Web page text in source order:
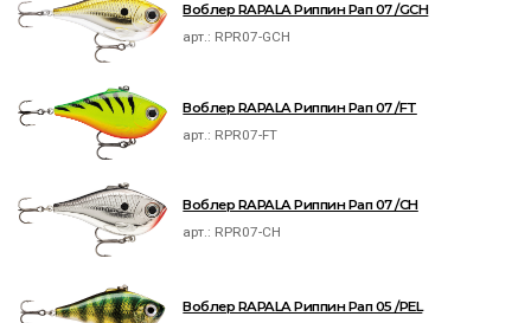
Воблер RAPALA Риппин Рап 07 /GCH
арт.: RPR07-GCH
Воблер RAPALA Риппин Рап 07 /FT
арт.: RPR07-FT
Воблер RAPALA Риппин Рап 07 /CH
арт.: RPR07-CH
Воблер RAPALA Риппин Рап 05 /PEL